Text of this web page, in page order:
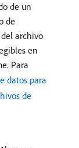
de un
de
archivo
en
Para
datos para
de